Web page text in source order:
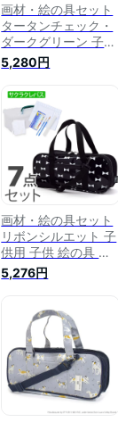
画材・絵の具セット
タータンチェック・
ダークグリーン 子供
用 画材セット 子供
小学生 サクラクレパ
ス 水彩セット 画材
セット 絵具セット
小学校 小学生 かわ
いい コンパクト 男
の子 女の子 バッグ
絵の具バッグ おしゃ
れ 安い シンプル
5,280円
画材・絵の具セット
リボンシルエット 子
供用 子供 絵の具 セ
ット 小学生 サクラ
クレパス 水彩セット
かわいい コンパクト
サクラ 女の子
5,276円